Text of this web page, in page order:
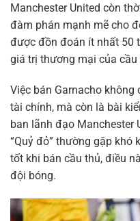
Manchester United còn
đàm phán mạnh mẽ cho
được đồn đoán ít nhất 50
giá trị thương mại của
Việc bán Garnacho
tài chính, mà còn là bài
ban lãnh đạo Manchester
“Quỷ đỏ” thường gặp khó
tốt khi bán cầu thủ, điều
đội bóng.